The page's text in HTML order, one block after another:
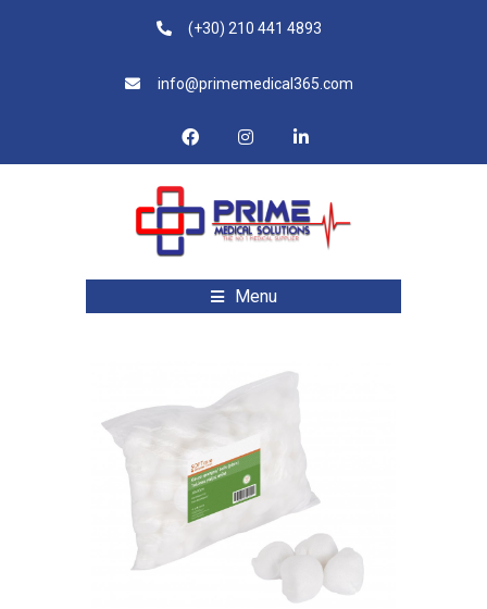
(+30) 210 441 4893
info@primemedical365.com
Menu